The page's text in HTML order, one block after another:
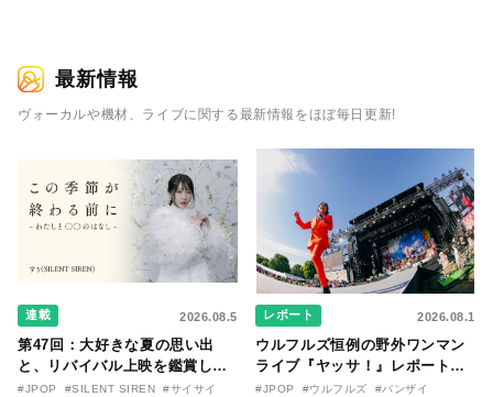
最新情報
ヴォーカルや機材、ライブに関する最新情報をほぼ毎日更新!
連載 2026.08.5
第47回：大好きな夏の思い出
と、リバイバル上映を鑑賞した
『時をかける少女』のおはなし
#JPOP #SILENT SIREN
#サイサイ
レポート 2026.08.1
ウルフルズ恒例の野外ワンマン
ライブ『ヤッサ！』レポート！
リリースから30年を迎えたアル
#JPOP #ウルフルズ
#バンザイ